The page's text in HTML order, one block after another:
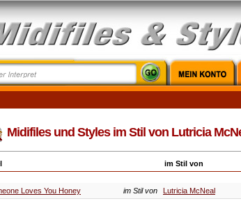
Midifiles und Styles im Stil von Lutricia
im Stil von
Loves You Honey
im Stil von Lutricia McNeal